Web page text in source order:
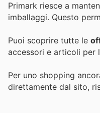
Primark riesce a
imballaggi. Questo
Puoi scoprire tutte le
accessori e articoli per
Per uno shopping
direttamente dal sito,